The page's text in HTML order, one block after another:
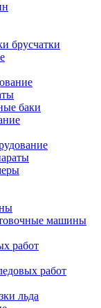
брусчатки
баки
машины
работ
работ
льда